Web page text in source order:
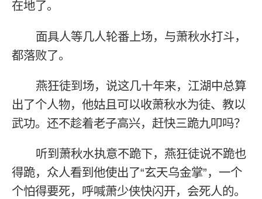
在地了。
面具人等几人轮番上场，与萧秋水打斗，
都落败了。
燕狂徒到场，说这几十年来，江湖中总算
出了个人物，他姑且可以收萧秋水为徒、教以
武功。还不趁着老子高兴，赶快三跪九叩吗？
听到萧秋水执意不跪下，燕狂徒说不跪也
得跪，众人看到他使出了“玄天乌金掌”，一个
个怕得要死，呼喊萧少侠快闪开，会死人的。